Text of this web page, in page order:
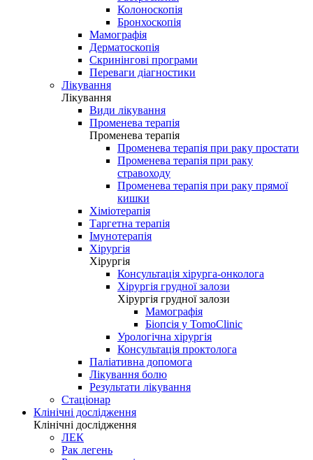
Колоноскопія
Бронхоскопія
Мамографія
Дерматоскопія
Скринінгові програми
Переваги діагностики
Лікування
Лікування
Види лікування
Променева терапія
Променева терапія
Променева терапія при раку простати
Променева терапія при раку
стравоходу
Променева терапія при раку прямої
кишки
Хіміотерапія
Таргетна терапія
Імунотерапія
Хірургія
Хірургія
Консультація хірурга-онколога
Хірургія грудної залози
Хірургія грудної залози
Мамографія
Біопсія у TomoClinic
Урологічна хірургія
Консультація проктолога
Паліативна допомога
Лікування болю
Результати лікування
Стаціонар
Клінічні дослідження
Клінічні дослідження
ЛЕК
Рак легень